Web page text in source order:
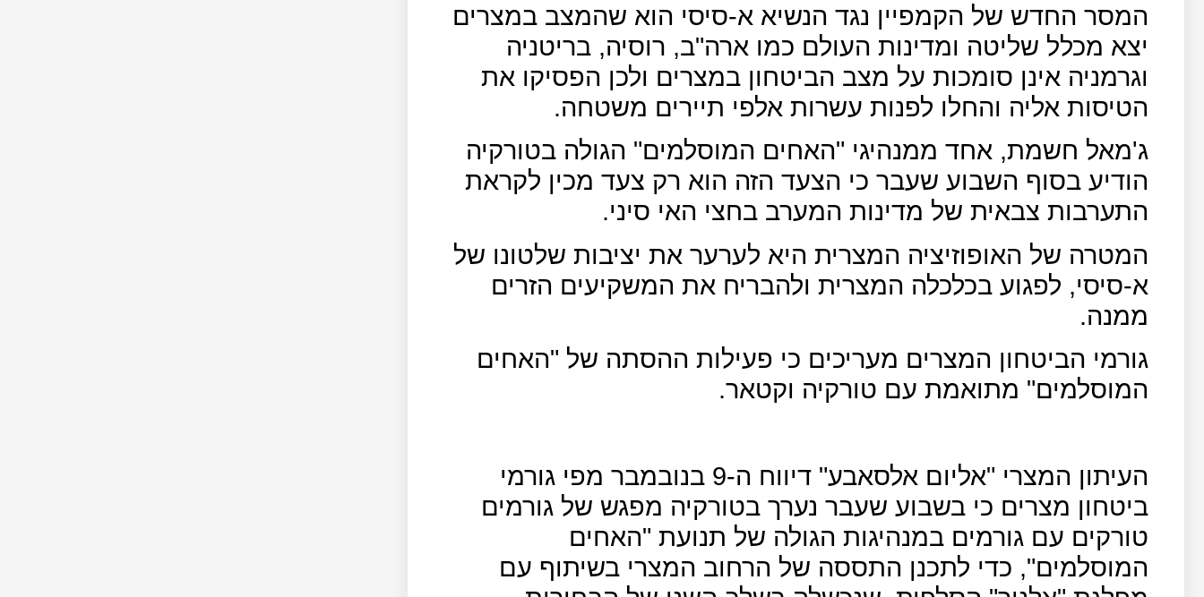
המסר החדש של הקמפיין נגד הנשיא א-סיסי הוא שהמצב במצרים
יצא מכלל שליטה ומדינות העולם כמו ארה"ב, רוסיה, בריטניה
וגרמניה אינן סומכות על מצב הביטחון במצרים ולכן הפסיקו את
הטיסות אליה והחלו לפנות עשרות אלפי תיירים משטחה.
ג'מאל חשמת, אחד ממנהיגי "האחים המוסלמים" הגולה בטורקיה
הודיע בסוף השבוע שעבר כי הצעד הזה הוא רק צעד מכין לקראת
התערבות צבאית של מדינות המערב בחצי האי סיני.
המטרה של האופוזיציה המצרית היא לערער את יציבות שלטונו של
א-סיסי, לפגוע בכלכלה המצרית ולהבריח את המשקיעים הזרים
ממנה.
גורמי הביטחון המצרים מעריכים כי פעילות ההסתה של "האחים
המוסלמים" מתואמת עם טורקיה וקטאר.
העיתון המצרי "אליום אלסאבע" דיווח ה-9 בנובמבר מפי גורמי
ביטחון מצרים כי בשבוע שעבר נערך בטורקיה מפגש של גורמים
טורקים עם גורמים במנהיגות הגולה של תנועת "האחים
המוסלמים", כדי לתכנן התססה של הרחוב המצרי בשיתוף עם